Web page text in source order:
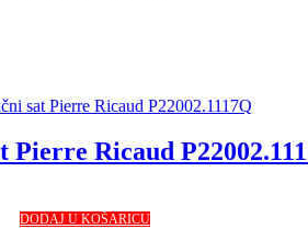
Pierre Ricaud
DODAJ U KOŠARICU